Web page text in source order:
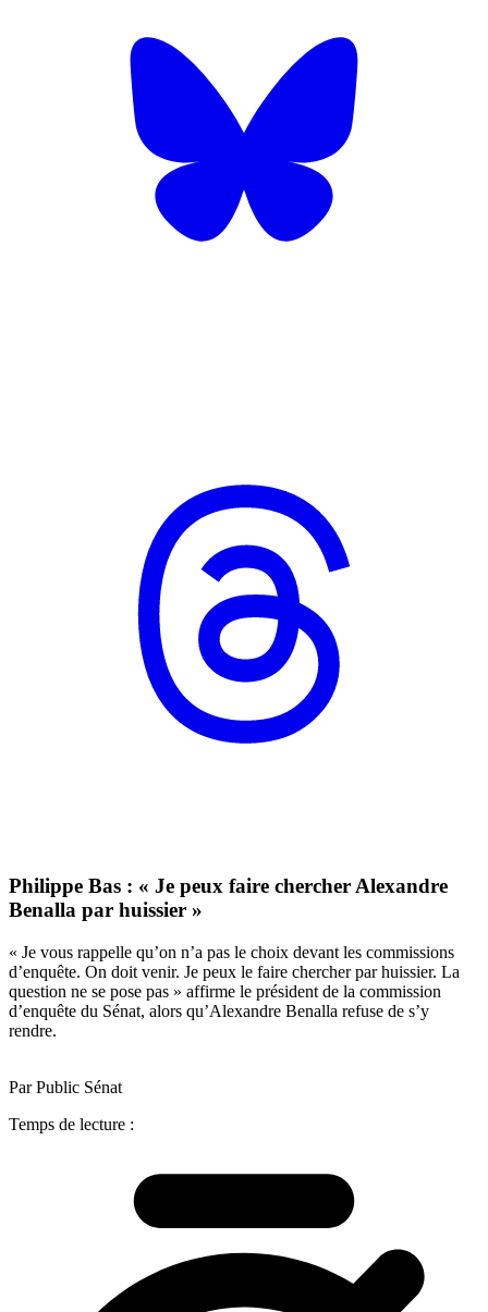
Philippe Bas : « Je peux faire chercher Alexandre
Benalla par huissier »
« Je vous rappelle qu’on n’a pas le choix devant les commissions
d’enquête. On doit venir. Je peux le faire chercher par huissier. La
question ne se pose pas » affirme le président de la commission
d’enquête du Sénat, alors qu’Alexandre Benalla refuse de s’y
rendre.
Par Public Sénat
Temps de lecture :